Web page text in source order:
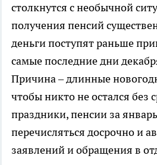
столкнутся с необычной
получения пенсий
деньги поступят раньше
самые последние дни
Причина – длинные
чтобы никто не остался без
праздники, пенсии за
перечисляться досрочно и
заявлений и обращения в